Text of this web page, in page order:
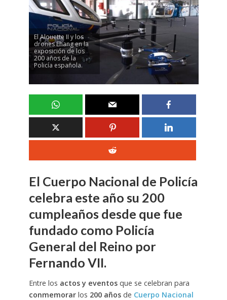
El Alouette II y los
drones Ehang en la
exposición de los
200 años de la
Policía española.
El Cuerpo Nacional de Policía
celebra este año su 200
cumpleaños desde que fue
fundado como Policía
General del Reino por
Fernando VII.
Entre los actos y eventosque se celebran para
conmemorarlos 200 años de Cuerpo Nacional